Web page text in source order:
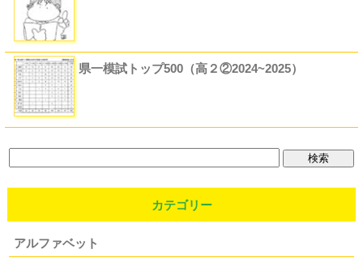
県一模試トップ500（高２②2024~2025）
カテゴリー
アルファベット